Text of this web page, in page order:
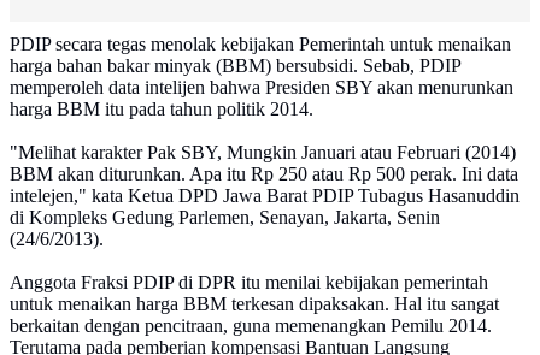
PDIP secara tegas menolak kebijakan Pemerintah untuk menaikan
harga bahan bakar minyak (BBM) bersubsidi. Sebab, PDIP
memperoleh data intelijen bahwa Presiden SBY akan menurunkan
harga BBM itu pada tahun politik 2014.
"Melihat karakter Pak SBY, Mungkin Januari atau Februari (2014)
BBM akan diturunkan. Apa itu Rp 250 atau Rp 500 perak. Ini data
intelejen," kata Ketua DPD Jawa Barat PDIP Tubagus Hasanuddin
di Kompleks Gedung Parlemen, Senayan, Jakarta, Senin
(24/6/2013).
Anggota Fraksi PDIP di DPR itu menilai kebijakan pemerintah
untuk menaikan harga BBM terkesan dipaksakan. Hal itu sangat
berkaitan dengan pencitraan, guna memenangkan Pemilu 2014.
Terutama pada pemberian kompensasi Bantuan Langsung